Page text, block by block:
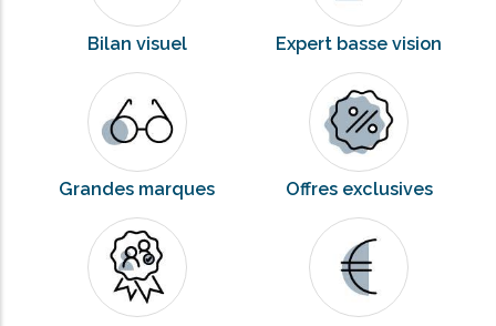
Bilan visuel Expert basse vision
Grandes marques Offres exclusives